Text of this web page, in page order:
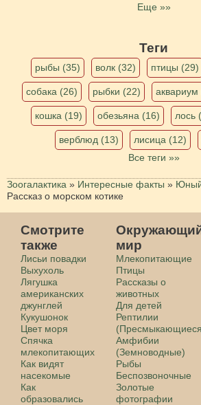
Еще »»
Теги
рыбы (35) волк (32) птицы (29)
собака (26) рыбки (22) аквариум
кошка (19) обезьяна (16) лось
верблюд (13) лисица (12)
Все теги »»
Зоогалактика » Интересные факты » Юный
Рассказ о морском котике
Смотрите
также
Лисьи повадки
Выхухоль
Лягушка
американских
джунглей
Кукушонок
Цвет моря
Спячка
млекопитающих
Как видят
насекомые
Как
образовались
мир
Млекопитающие
Птицы
Рассказы о
животных
Для детей
Рептилии
Амфибии
(Земноводные)
Рыбы
Беспозвоночные
Золотые
фотографии